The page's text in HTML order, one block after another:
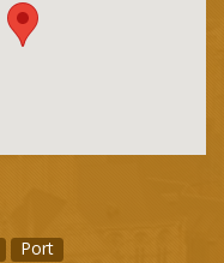
Port